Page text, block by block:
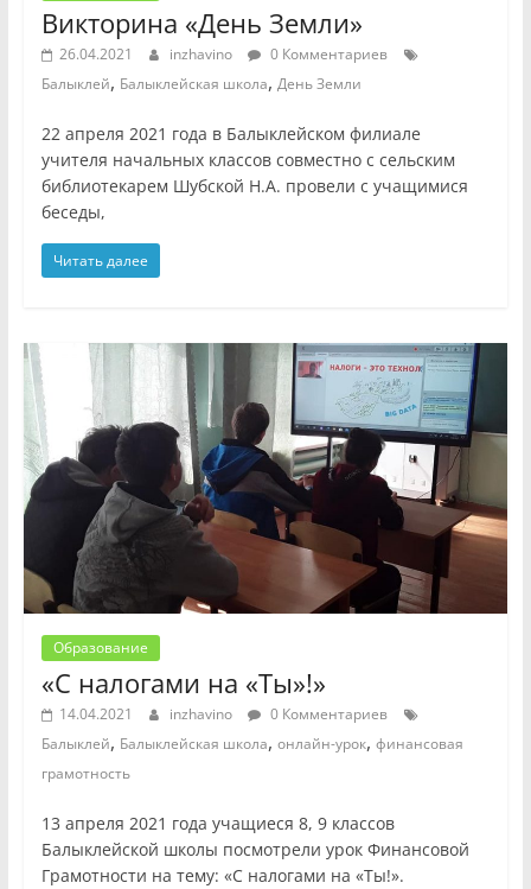
Викторина «День Земли»
26.04.2021 inzhavino
0 Комментариев
Балыклей, Балыклейская школа, День Земли
22 апреля 2021 года в Балыклейском филиале
учителя начальных классов совместно с сельским
библиотекарем Шубской Н.А. провели с учащимися
беседы,
Читать далее
Образование
«С налогами на «Ты»!»
14.04.2021 inzhavino
0 Комментариев
Балыклей, Балыклейская школа, онлайн-урок, финансовая
грамотность
13 апреля 2021 года учащиеся 8, 9 классов
Балыклейской школы посмотрели урок Финансовой
Грамотности на тему: «С налогами на «Ты!».